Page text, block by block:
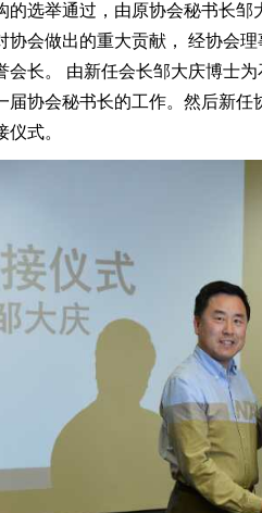
的选举通过，由原协会秘书长
协会做出的重大贡献， 经协会
会长。 由新任会长邹大庆博士
届协会秘书长的工作。然后新
式。